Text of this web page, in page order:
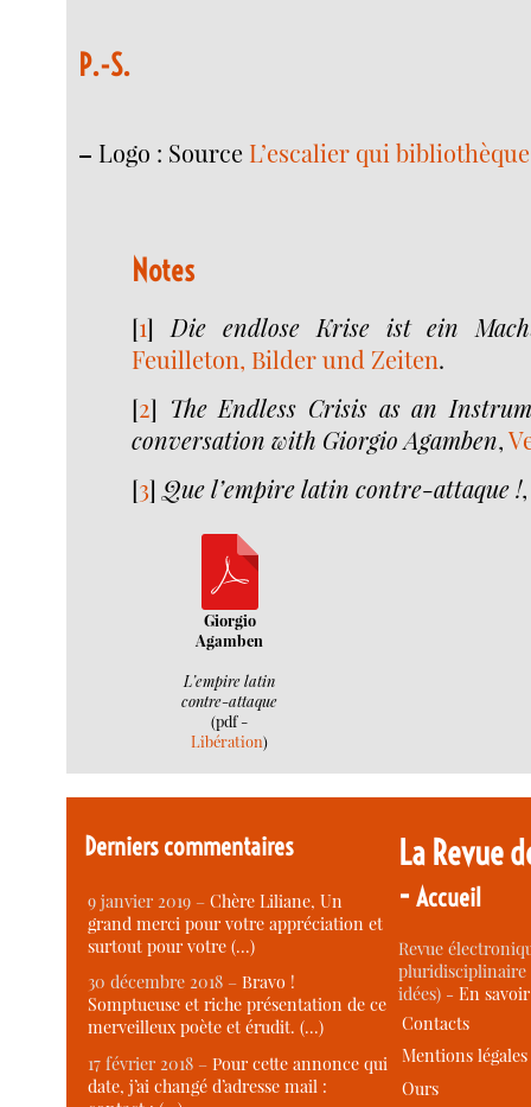
P.-S.
– Logo : Source L’escalier qui
Notes
[1] Die endlose Krise ist ein
Feuilleton, Bilder und Zeiten.
[2] The Endless Crisis as an
conversation with Giorgio Agamben,
[3]Que l’empire latin contre-attaque !
Giorgio
Agamben
L’empire latin
contre-attaque
(pdf -
Libération)
Derniers commentaires
9 janvier 2019 –Chère Liliane, Un
grand merci pour votre appréciation et
surtout pour votre (…)
30 décembre 2018 –Bravo !
Somptueuse et riche présentation de ce
merveilleux poète et érudit. (…)
17 février 2018 –Pour cette annonce qui
date, j’ai changé d’adresse mail :
La Revue
-Accueil
Revue
idées) -En
Contacts
Mentions légales
Ours